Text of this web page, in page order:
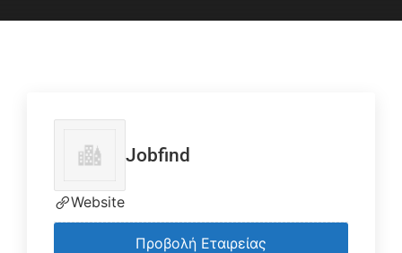
Jobfind
Website
Προβολή Εταιρείας